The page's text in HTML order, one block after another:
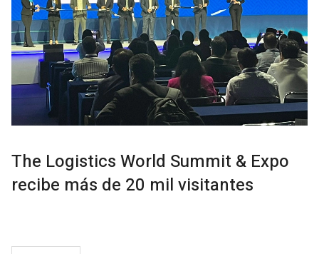
The Logistics World Summit & Expo
recibe más de 20 mil visitantes